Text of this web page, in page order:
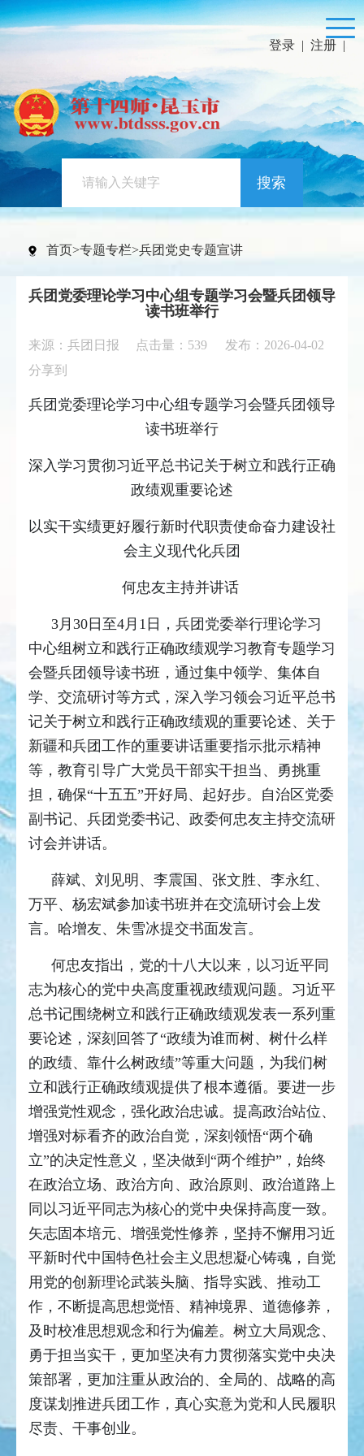
登录 | 注册 |
搜索
首页>专题专栏>兵团党史专题宣讲
兵团党委理论学习中心组专题学习会暨兵团领导
读书班举行
来源：兵团日报 点击量： 539
发布：2026-04-02
分享到
兵团党委理论学习中心组专题学习会暨兵团领导
读书班举行
深入学习贯彻习近平总书记关于树立和践行正确
政绩观重要论述
以实干实绩更好履行新时代职责使命奋力建设社
会主义现代化兵团
何忠友主持并讲话
3月30日至4月1日，兵团党委举行理论学习
中心组树立和践行正确政绩观学习教育专题学习
会暨兵团领导读书班，通过集中领学、集体自
学、交流研讨等方式，深入学习领会习近平总书
记关于树立和践行正确政绩观的重要论述、关于
新疆和兵团工作的重要讲话重要指示批示精神
等，教育引导广大党员干部实干担当、勇挑重
担，确保“十五五”开好局、起好步。自治区党委
副书记、兵团党委书记、政委何忠友主持交流研
讨会并讲话。
薛斌、刘见明、李震国、张文胜、李永红、
万平、杨宏斌参加读书班并在交流研讨会上发
言。哈增友、朱雪冰提交书面发言。
何忠友指出，党的十八大以来，以习近平同
志为核心的党中央高度重视政绩观问题。习近平
总书记围绕树立和践行正确政绩观发表一系列重
要论述，深刻回答了“政绩为谁而树、树什么样
的政绩、靠什么树政绩”等重大问题，为我们树
立和践行正确政绩观提供了根本遵循。要进一步
增强党性观念，强化政治忠诚。提高政治站位、
增强对标看齐的政治自觉，深刻领悟“两个确
立”的决定性意义，坚决做到“两个维护”，始终
在政治立场、政治方向、政治原则、政治道路上
同以习近平同志为核心的党中央保持高度一致。
矢志固本培元、增强党性修养，坚持不懈用习近
平新时代中国特色社会主义思想凝心铸魂，自觉
用党的创新理论武装头脑、指导实践、推动工
作，不断提高思想觉悟、精神境界、道德修养，
及时校准思想观念和行为偏差。树立大局观念、
勇于担当实干，更加坚决有力贯彻落实党中央决
策部署，更加注重从政治的、全局的、战略的高
度谋划推进兵团工作，真心实意为党和人民履职
尽责、干事创业。